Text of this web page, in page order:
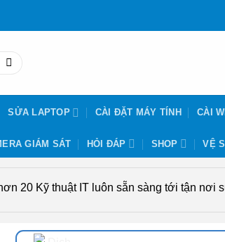
SỬA LAPTOP CÀI ĐẶT MÁY TÍNH CÀI
GIÁM SÁT HỎI ĐÁP SHOP VỆ
20 Kỹ thuật IT luôn sẵn sàng tới tận nơi